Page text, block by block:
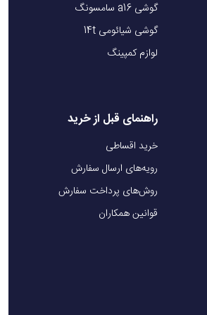
همه‌کاره تبدیل می‌کند.
طراحی جذاب: بدنه مقاوم، نور RGB و ساعت دیجیتال، ظاهری شیک و کاربردی به آن
و وزن سبک، حمل آن را برای استفاده در خانه، محل کار
گوشی a16 سامسونگ
گوشی شیائومی 14t
لوازم کمپینگ
راهنمای قبل از خرید
خرید اقساطی
رویه‌های ارسال سفارش
روش‌های پرداخت سفارش
قوانین همکاران